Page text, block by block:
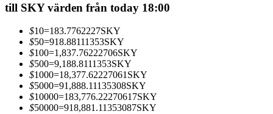
till SKY värden från today 18:00
$10=183.7762227SKY
$50=918.88111353SKY
$100=1,837.76222706SKY
$500=9,188.8111353SKY
$1000=18,377.62227061 SKY
$5000=91,888.11135308SKY
$10000=183,776.22270617SKY
$50000=918,881.11353087SKY